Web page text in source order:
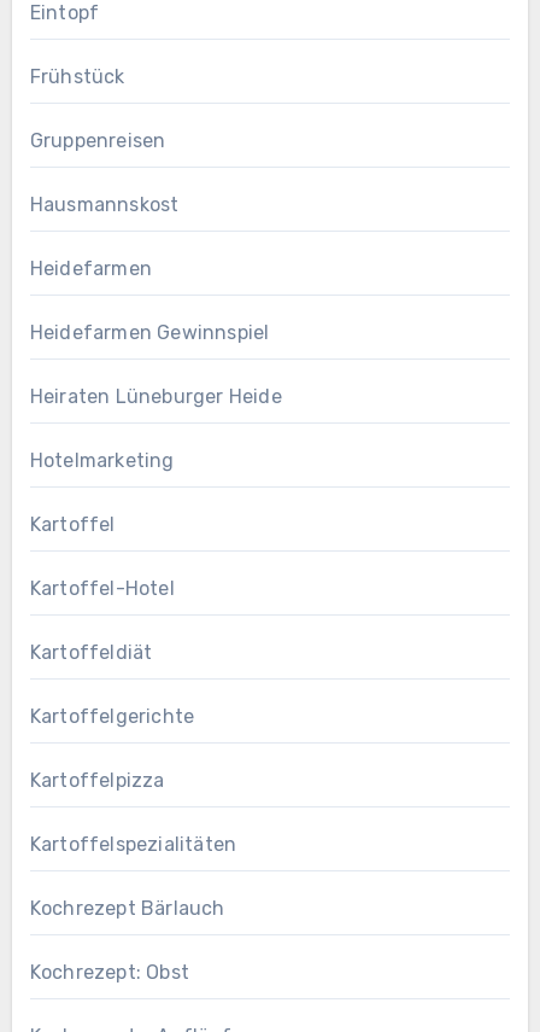
Eintopf
Frühstück
Gruppenreisen
Hausmannskost
Heidefarmen
Heidefarmen Gewinnspiel
Heiraten Lüneburger Heide
Hotelmarketing
Kartoffel
Kartoffel-Hotel
Kartoffeldiät
Kartoffelgerichte
Kartoffelpizza
Kartoffelspezialitäten
Kochrezept Bärlauch
Kochrezept: Obst